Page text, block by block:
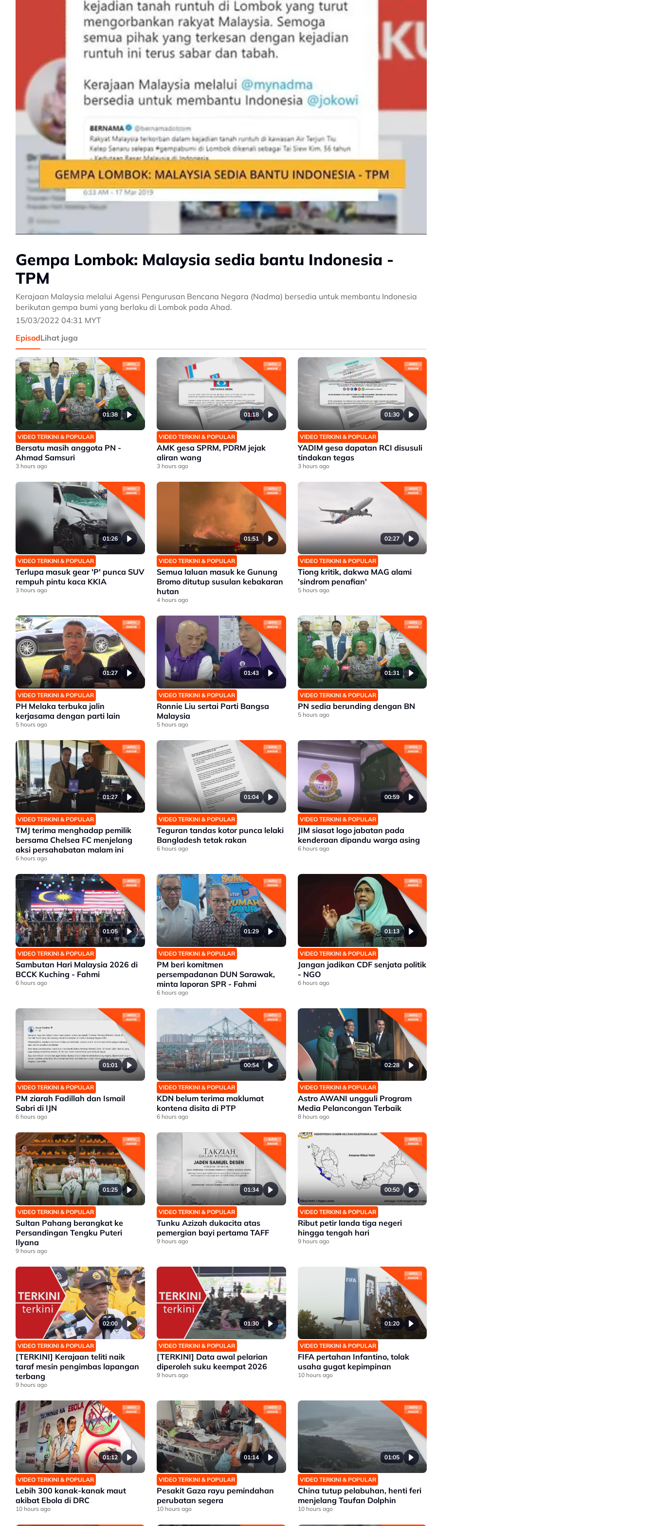
Gempa Lombok: Malaysia sedia bantu Indonesia -
TPM
Kerajaan Malaysia melalui Agensi Pengurusan Bencana Negara (Nadma) bersedia untuk membantu Indonesia
berikutan gempa bumi yang berlaku di Lombok pada Ahad.
15/03/2022 04:31 MYT
EpisodLihat juga
01:38
VIDEO TERKINI & POPULAR
Bersatu masih anggota PN -
Ahmad Samsuri
3 hours ago
01:18
VIDEO TERKINI & POPULAR
AMK gesa SPRM, PDRM jejak
aliran wang
3 hours ago
01:30
VIDEO TERKINI & POPULAR
YADIM gesa dapatan RCI disusuli
tindakan tegas
3 hours ago
01:26
VIDEO TERKINI & POPULAR
Terlupa masuk gear 'P' punca SUV
rempuh pintu kaca KKIA
3 hours ago
01:51
VIDEO TERKINI & POPULAR
Semua laluan masuk ke Gunung
Bromo ditutup susulan kebakaran
hutan
4 hours ago
02:27
VIDEO TERKINI & POPULAR
Tiong kritik, dakwa MAG alami
'sindrom penafian'
5 hours ago
01:27
VIDEO TERKINI & POPULAR
PH Melaka terbuka jalin
kerjasama dengan parti lain
5 hours ago
01:43
VIDEO TERKINI & POPULAR
Ronnie Liu sertai Parti Bangsa
Malaysia
5 hours ago
01:31
VIDEO TERKINI & POPULAR
PN sedia berunding dengan BN
5 hours ago
01:27
VIDEO TERKINI & POPULAR
TMJ terima menghadap pemilik
bersama Chelsea FC menjelang
aksi persahabatan malam ini
6 hours ago
01:04
VIDEO TERKINI & POPULAR
Teguran tandas kotor punca lelaki
Bangladesh tetak rakan
6 hours ago
00:59
VIDEO TERKINI & POPULAR
JIM siasat logo jabatan pada
kenderaan dipandu warga asing
6 hours ago
01:05
VIDEO TERKINI & POPULAR
Sambutan Hari Malaysia 2026 di
BCCK Kuching - Fahmi
6 hours ago
01:29
VIDEO TERKINI & POPULAR
PM beri komitmen
persempadanan DUN Sarawak,
minta laporan SPR - Fahmi
6 hours ago
01:13
VIDEO TERKINI & POPULAR
Jangan jadikan CDF senjata politik
- NGO
6 hours ago
01:01
VIDEO TERKINI & POPULAR
PM ziarah Fadillah dan Ismail
Sabri di IJN
6 hours ago
00:54
VIDEO TERKINI & POPULAR
KDN belum terima maklumat
kontena disita di PTP
6 hours ago
02:28
VIDEO TERKINI & POPULAR
Astro AWANI ungguli Program
Media Pelancongan Terbaik
8 hours ago
01:25
VIDEO TERKINI & POPULAR
Sultan Pahang berangkat ke
Persandingan Tengku Puteri
Ilyana
9 hours ago
01:34
VIDEO TERKINI & POPULAR
Tunku Azizah dukacita atas
pemergian bayi pertama TAFF
9 hours ago
00:50
VIDEO TERKINI & POPULAR
Ribut petir landa tiga negeri
hingga tengah hari
9 hours ago
02:00
VIDEO TERKINI & POPULAR
[TERKINI] Kerajaan teliti naik
taraf mesin pengimbas lapangan
terbang
9 hours ago
01:30
VIDEO TERKINI & POPULAR
[TERKINI] Data awal pelarian
diperoleh suku keempat 2026
9 hours ago
01:20
VIDEO TERKINI & POPULAR
FIFA pertahan Infantino, tolak
usaha gugat kepimpinan
10 hours ago
01:12
VIDEO TERKINI & POPULAR
Lebih 300 kanak-kanak maut
akibat Ebola di DRC
10 hours ago
01:14
VIDEO TERKINI & POPULAR
Pesakit Gaza rayu pemindahan
perubatan segera
10 hours ago
01:05
VIDEO TERKINI & POPULAR
China tutup pelabuhan, henti feri
menjelang Taufan Dolphin
10 hours ago